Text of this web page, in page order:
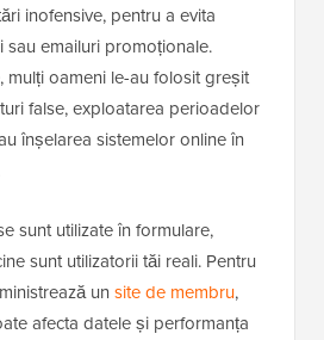
inofensive, pentru a evita
sau emailuri promoționale.
mulți oameni le-au folosit greșit
false, exploatarea perioadelor
înșelarea sistemelor online în
sunt utilizate în formulare,
sunt utilizatorii tăi reali. Pentru
un site de membru,
afecta datele și performanța